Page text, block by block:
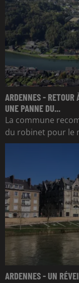
ARDENNES - RETOUR
UNE PANNE DU...
La commune
du robinet pour le
ARDENNES - UN